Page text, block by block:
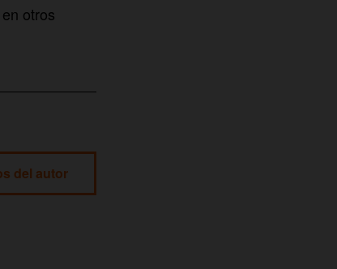
otros
del autor